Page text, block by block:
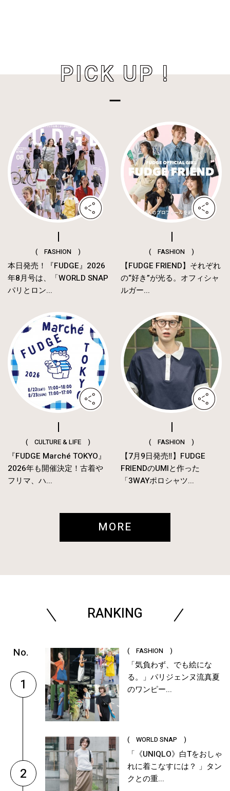
PICK UP !
( FASHION )
本日発売！『FUDGE』2026
年8月号は、「WORLD SNAP
パリとロン...
( FASHION )
【FUDGE FRIEND】それぞれ
の“好き”が光る。オフィシャ
ルガー...
( CULTURE & LIFE )
『FUDGE Marché TOKYO』
2026年も開催決定！古着や
フリマ、ハ...
( FASHION )
【7月9日発売‼︎】FUDGE
FRIENDのUMIと作った
「3WAYポロシャツ...
MORE
RANKING
1
( FASHION )
「気負わず、でも絵にな
る。」パリジェンヌ流真夏
のワンピー...
2
( WORLD SNAP )
「《UNIQLO》白Tをおしゃ
れに着こなすには？ 」タン
クとの重...